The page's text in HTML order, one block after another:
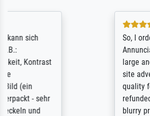
So, I ordered a large print of The
Annunciation by Fra Angelico
large and popular American
site advertising giclee print
quality for a large print was
refunded me when I sent
blurry print vs. a Wikipedia